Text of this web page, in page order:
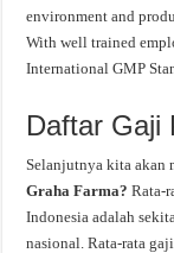
environment and
With well trained
International GMP
Daftar Gaji
Selanjutnya kita akan
Graha Farma?Rata-
Indonesia adalah
nasional. Rata-rata